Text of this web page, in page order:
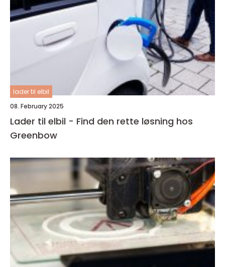
lader til elbil
08. February 2025
Lader til elbil - Find den rette løsning hos
Greenbow